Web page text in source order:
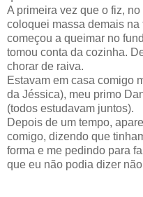
A primeira vez que o fiz,
coloquei massa demais na
começou a queimar no
tomou conta da cozinha.
chorar de raiva.
Estavam em casa comigo
da Jéssica), meu primo
(todos estudavam juntos).
Depois de um tempo,
comigo, dizendo que
forma e me pedindo para
que eu não podia dizer